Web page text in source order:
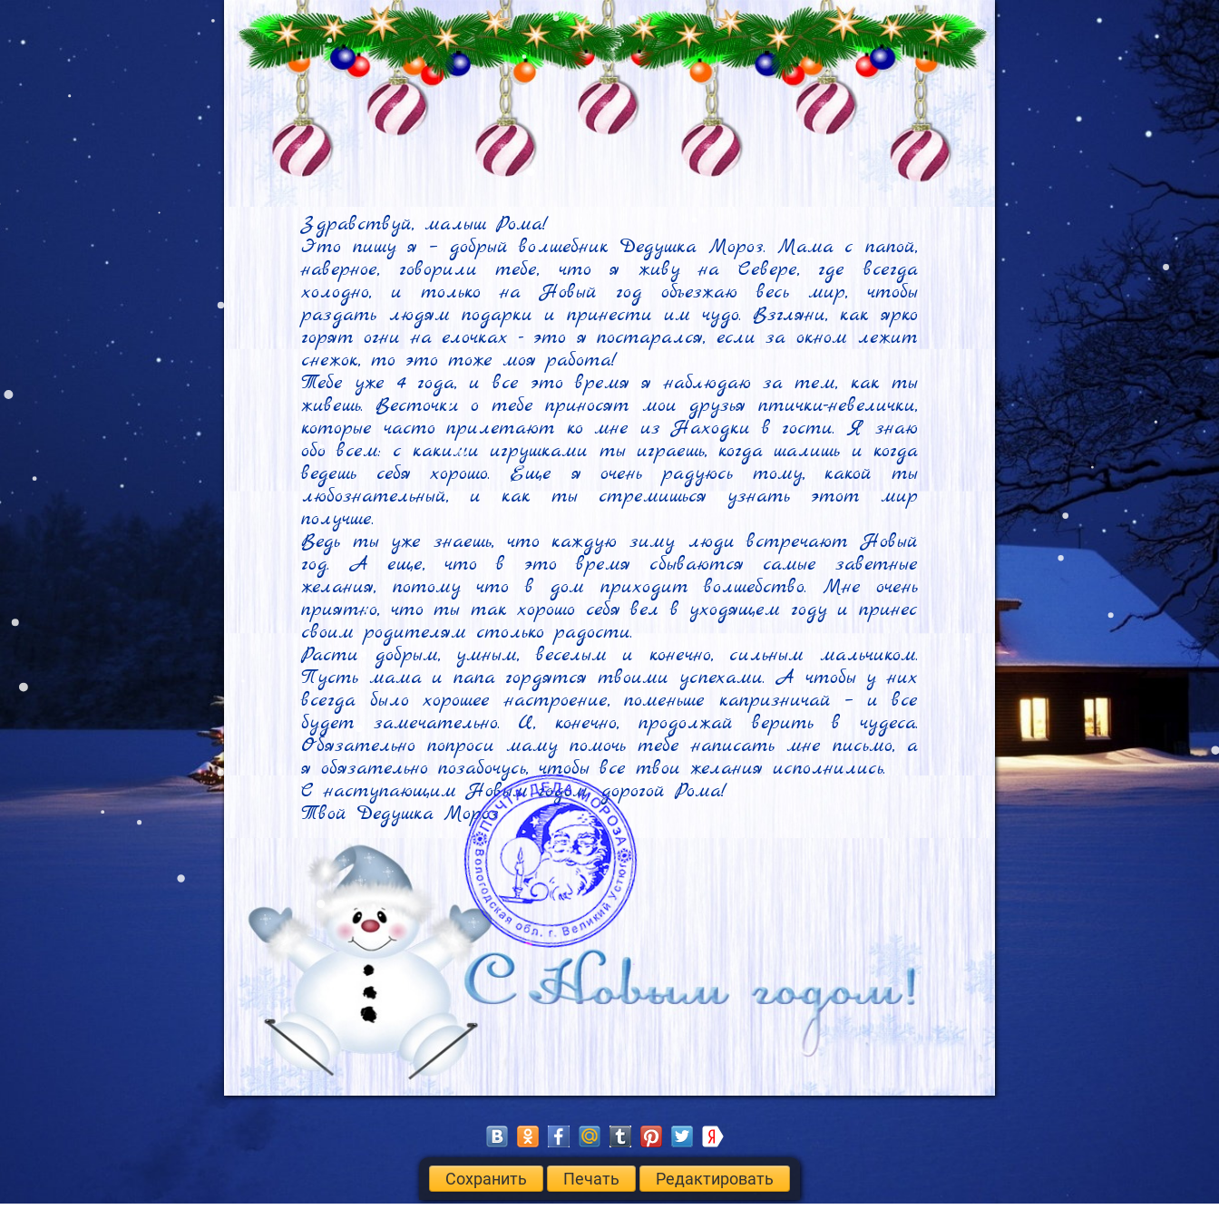
Здравствуй, малыш Рома!
Это пишу я – добрый волшебник Дедушка Мороз. Мама с папой,
наверное, говорили тебе, что я живу на Севере, где всегда
холодно, и только на Новый год объезжаю весь мир, чтобы
раздать людям подарки и принести им чудо. Взгляни, как ярко
горят огни на елочках - это я постарался, если за окном лежит
снежок, то это тоже моя работа!
Тебе уже 4 года, и все это время я наблюдаю за тем, как ты
живешь. Весточки о тебе приносят мои друзья птички-невелички,
которые часто прилетают ко мне из Находки в гости. Я знаю
обо всем: с какими игрушками ты играешь, когда шалишь и когда
ведешь себя хорошо. Еще я очень радуюсь тому, какой ты
любознательный, и как ты стремишься узнать этот мир
получше.
Ведь ты уже знаешь, что каждую зиму люди встречают Новый
год. А еще, что в это время сбываются самые заветные
желания, потому что в дом приходит волшебство. Мне очень
приятно, что ты так хорошо себя вел в уходящем году и принес
своим родителям столько радости.
Расти добрым, умным, веселым и конечно, сильным мальчиком.
Пусть мама и папа гордятся твоими успехами. А чтобы у них
всегда было хорошее настроение, поменьше капризничай – и все
будет замечательно. И, конечно, продолжай верить в чудеса.
Обязательно попроси маму помочь тебе написать мне письмо, а
я обязательно позабочусь, чтобы все твои желания исполнились.
С наступающим Новым годом, дорогой Рома!
Твой Дедушка Мороз
Сохранить Печать Редактировать